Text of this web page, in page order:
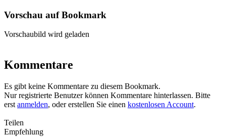
Vorschau auf Bookmark
Vorschaubild wird geladen
Kommentare
Es gibt keine Kommentare zu diesem Bookmark.
Nur registrierte Benutzer können Kommentare hinterlassen. Bitte
erst anmelden, oder erstellen Sie einen kostenlosen Account.
Teilen
Empfehlung